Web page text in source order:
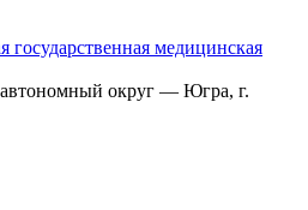
медицинская
округ — Югра, г.